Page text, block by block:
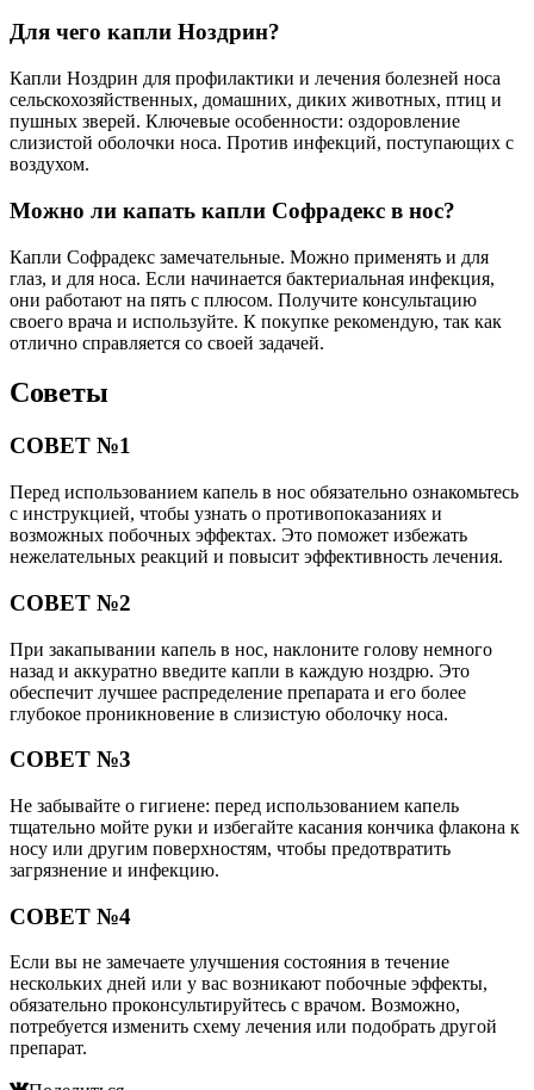
Для чего капли Ноздрин?
Капли Ноздрин для профилактики и лечения болезней носа
сельскохозяйственных, домашних, диких животных, птиц и
пушных зверей. Ключевые особенности: оздоровление
слизистой оболочки носа. Против инфекций, поступающих с
воздухом.
Можно ли капать капли Софрадекс в нос?
Капли Софрадекс замечательные. Можно применять и для
глаз, и для носа. Если начинается бактериальная инфекция,
они работают на пять с плюсом. Получите консультацию
своего врача и используйте. К покупке рекомендую, так как
отлично справляется со своей задачей.
Советы
СОВЕТ №1
Перед использованием капель в нос обязательно ознакомьтесь
с инструкцией, чтобы узнать о противопоказаниях и
возможных побочных эффектах. Это поможет избежать
нежелательных реакций и повысит эффективность лечения.
СОВЕТ №2
При закапывании капель в нос, наклоните голову немного
назад и аккуратно введите капли в каждую ноздрю. Это
обеспечит лучшее распределение препарата и его более
глубокое проникновение в слизистую оболочку носа.
СОВЕТ №3
Не забывайте о гигиене: перед использованием капель
тщательно мойте руки и избегайте касания кончика флакона к
носу или другим поверхностям, чтобы предотвратить
загрязнение и инфекцию.
СОВЕТ №4
Если вы не замечаете улучшения состояния в течение
нескольких дней или у вас возникают побочные эффекты,
обязательно проконсультируйтесь с врачом. Возможно,
потребуется изменить схему лечения или подобрать другой
препарат.